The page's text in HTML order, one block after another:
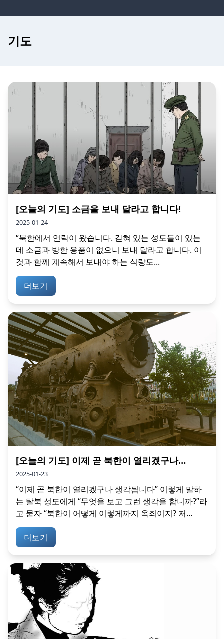
기도
[오늘의 기도] 소금을 보내 달라고 합니다!
2025-01-24
“북한에서 연락이 왔습니다. 갇혀 있는 성도들이 있는
데 소금과 방한 용품이 없으니 보내 달라고 합니다. 이
것과 함께 계속해서 보내야 하는 식량도...
더보기
[오늘의 기도] 이제 곧 북한이 열리겠구나…
2025-01-23
“이제 곧 북한이 열리겠구나 생각됩니다” 이렇게 말하
는 탈북 성도에게 “무엇을 보고 그런 생각을 합니까?”라
고 묻자 “북한이 어떻게 이렇게까지 옥죄이지? 저...
더보기